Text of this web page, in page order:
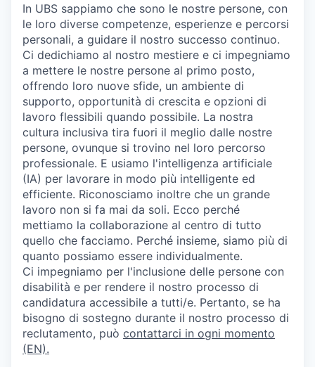
In UBS sappiamo che sono le nostre persone, con
le loro diverse competenze, esperienze e percorsi
personali, a guidare il nostro successo continuo.
Ci dedichiamo al nostro mestiere e ci impegniamo
a mettere le nostre persone al primo posto,
offrendo loro nuove sfide, un ambiente di
supporto, opportunità di crescita e opzioni di
lavoro flessibili quando possibile. La nostra
cultura inclusiva tira fuori il meglio dalle nostre
persone, ovunque si trovino nel loro percorso
professionale. E usiamo l'intelligenza artificiale
(IA) per lavorare in modo più intelligente ed
efficiente. Riconosciamo inoltre che un grande
lavoro non si fa mai da soli. Ecco perché
mettiamo la collaborazione al centro di tutto
quello che facciamo. Perché insieme, siamo più di
quanto possiamo essere individualmente.
Ci impegniamo per l'inclusione delle persone con
disabilità e per rendere il nostro processo di
candidatura accessibile a tutti/e. Pertanto, se ha
bisogno di sostegno durante il nostro processo di
reclutamento, può contattarci in ogni momento
(EN).